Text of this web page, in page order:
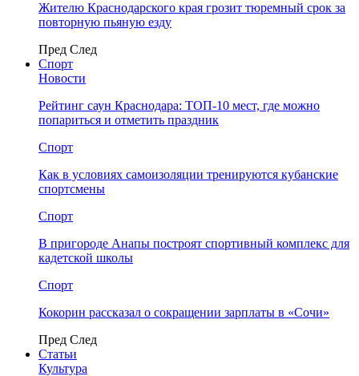
Жителю Краснодарского края грозит тюремный срок за
повторную пьяную езду
Пред След
Спорт
Новости
Рейтинг саун Краснодара: ТОП-10 мест, где можно
попариться и отметить праздник
Спорт
Как в условиях самоизоляции тренируются кубанские
спортсмены
Спорт
В пригороде Анапы построят спортивный комплекс для
кадетской школы
Спорт
Кокорин рассказал о сокращении зарплаты в «Сочи»
Пред След
Статьи
Культура